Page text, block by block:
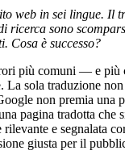
web in sei lingue. Il
ricerca sono
Cosa è successo?
più comuni — e
La sola traduzione
non premia una
pagina tradotta che
e segnalata
giusta per il